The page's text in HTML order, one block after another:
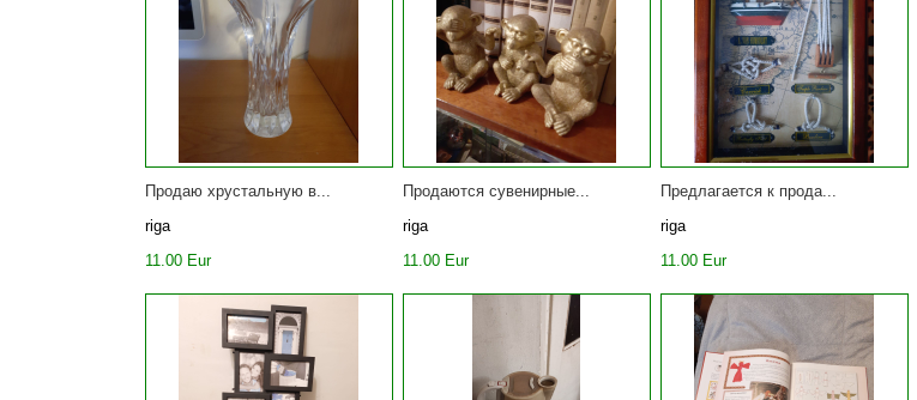
Продаю хрустальную в...
riga
11.00 Eur
Продаются сувенирные...
riga
11.00 Eur
Предлагается к прода...
riga
11.00 Eur